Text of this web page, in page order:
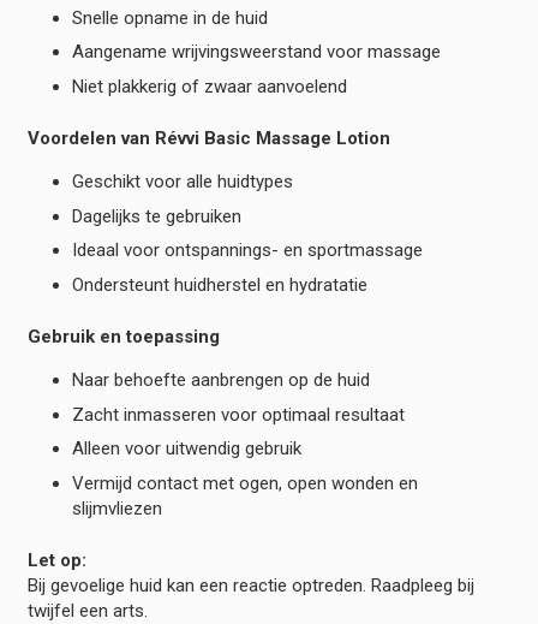
Snelle opname in de huid
Aangename wrijvingsweerstand voor massage
Niet plakkerig of zwaar aanvoelend
Voordelen van Révvi Basic Massage Lotion
Geschikt voor alle huidtypes
Dagelijks te gebruiken
Ideaal voor ontspannings- en sportmassage
Ondersteunt huidherstel en hydratatie
Gebruik en toepassing
Naar behoefte aanbrengen op de huid
Zacht inmasseren voor optimaal resultaat
Alleen voor uitwendig gebruik
Vermijd contact met ogen, open wonden en
slijmvliezen
Let op:
Bij gevoelige huid kan een reactie optreden. Raadpleeg bij
twijfel een arts.